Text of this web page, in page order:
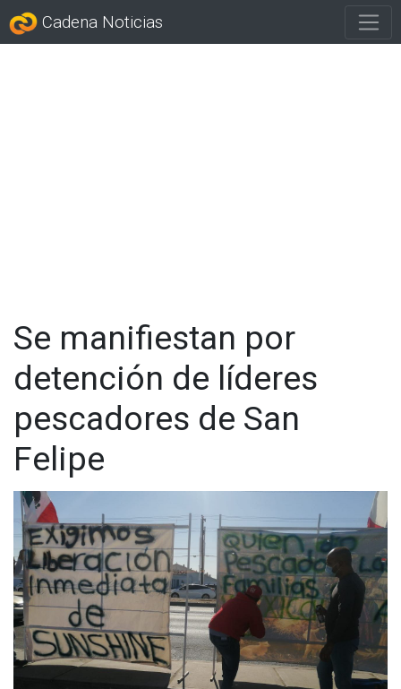
Cadena Noticias
Se manifiestan por
detención de líderes
pescadores de San
Felipe